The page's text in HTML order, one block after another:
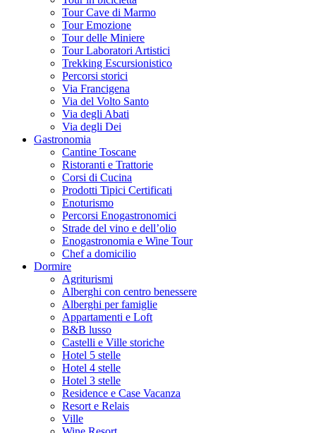
Tour Cave di Marmo
Tour Emozione
Tour delle Miniere
Tour Laboratori Artistici
Trekking Escursionistico
Percorsi storici
Via Francigena
Via del Volto Santo
Via degli Abati
Via degli Dei
Gastronomia
Cantine Toscane
Ristoranti e Trattorie
Corsi di Cucina
Prodotti Tipici Certificati
Enoturismo
Percorsi Enogastronomici
Strade del vino e dell’olio
Enogastronomia e Wine Tour
Chef a domicilio
Dormire
Agriturismi
Alberghi con centro benessere
Alberghi per famiglie
Appartamenti e Loft
B&B lusso
Castelli e Ville storiche
Hotel 5 stelle
Hotel 4 stelle
Hotel 3 stelle
Residence e Case Vacanza
Resort e Relais
Ville